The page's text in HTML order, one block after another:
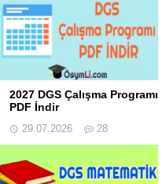
2027 DGS Çalışma Programı
PDF İndir
29.07.2026 28